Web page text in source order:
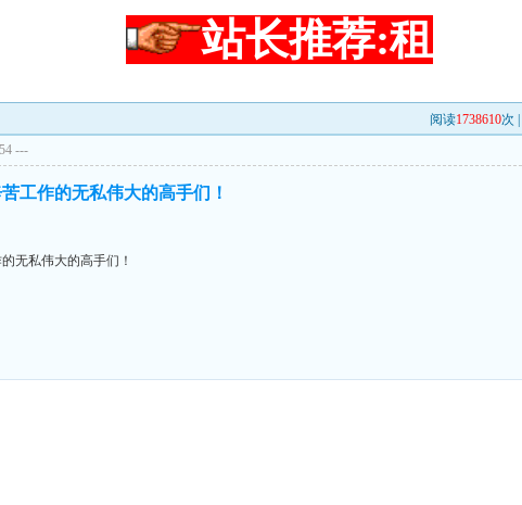
站长推荐:租
阅读1738610次 |
---
工作的无私伟大的高手们！
无私伟大的高手们！